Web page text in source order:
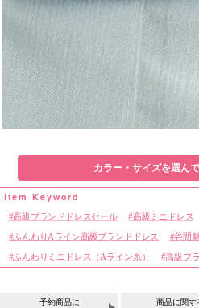
カラー・サイズを選ん
高級ブランドドレスセール 高級ミニドレス
ふんわりAライン高級ブランドドレス 谷間
ふんわりミニドレス（Aライン系） 高級ブ
予約商品に
商品に関す